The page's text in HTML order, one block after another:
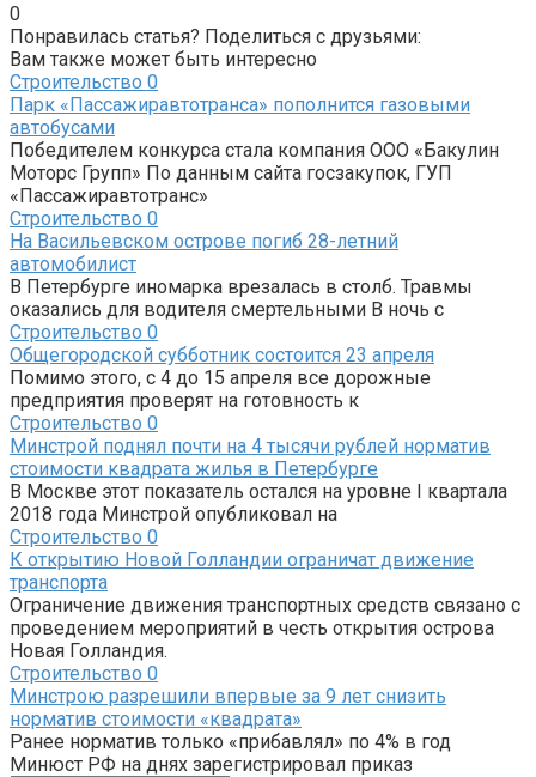
0
Понравилась статья? Поделиться с друзьями:
Вам также может быть интересно
Строительство 0
Парк «Пассажиравтотранса» пополнится газовыми
автобусами
Победителем конкурса стала компания ООО «Бакулин
Моторс Групп» По данным сайта госзакупок, ГУП
«Пассажиравтотранс»
Строительство 0
На Васильевском острове погиб 28-летний
автомобилист
В Петербурге иномарка врезалась в столб. Травмы
оказались для водителя смертельными В ночь с
Строительство 0
Общегородской субботник состоится 23 апреля
Помимо этого, с 4 до 15 апреля все дорожные
предприятия проверят на готовность к
Строительство 0
Минстрой поднял почти на 4 тысячи рублей норматив
стоимости квадрата жилья в Петербурге
В Москве этот показатель остался на уровне I квартала
2018 года Минстрой опубликовал на
Строительство 0
К открытию Новой Голландии ограничат движение
транспорта
Ограничение движения транспортных средств связано с
проведением мероприятий в честь открытия острова
Новая Голландия.
Строительство 0
Минстрою разрешили впервые за 9 лет снизить
норматив стоимости «квадрата»
Ранее норматив только «прибавлял» по 4% в год
Минюст РФ на днях зарегистрировал приказ